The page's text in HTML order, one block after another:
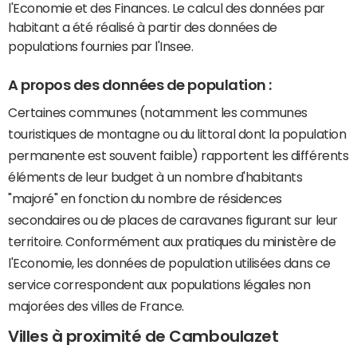
l'Economie et des Finances. Le calcul des données par
habitant a été réalisé à partir des données de
populations fournies par l'Insee.
A propos des données de population :
Certaines communes (notamment les communes
touristiques de montagne ou du littoral dont la population
permanente est souvent faible) rapportent les différents
éléments de leur budget à un nombre d'habitants
"majoré" en fonction du nombre de résidences
secondaires ou de places de caravanes figurant sur leur
territoire. Conformément aux pratiques du ministère de
l'Economie, les données de population utilisées dans ce
service correspondent aux populations légales non
majorées des villes de France.
Villes à proximité de Camboulazet